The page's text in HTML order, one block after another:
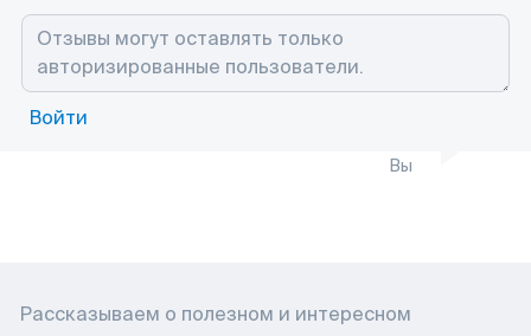
Войти
Вы
Рассказываем о полезном и интересном